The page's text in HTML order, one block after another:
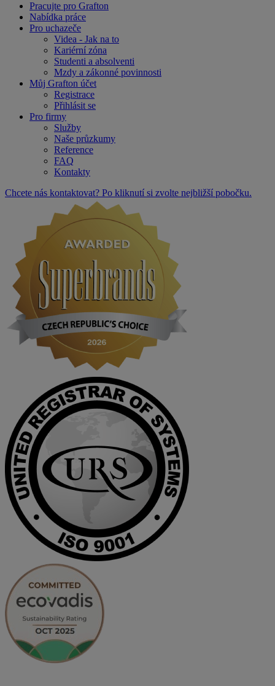
Pracujte pro Grafton
Nabídka práce
Pro uchazeče
Videa - Jak na to
Kariérní zóna
Studenti a absolventi
Mzdy a zákonné povinnosti
Můj Grafton účet
Registrace
Přihlásit se
Pro firmy
Služby
Naše průzkumy
Reference
FAQ
Kontakty
Chcete nás kontaktovat? Po kliknutí si zvolte nejbližší pobočku.